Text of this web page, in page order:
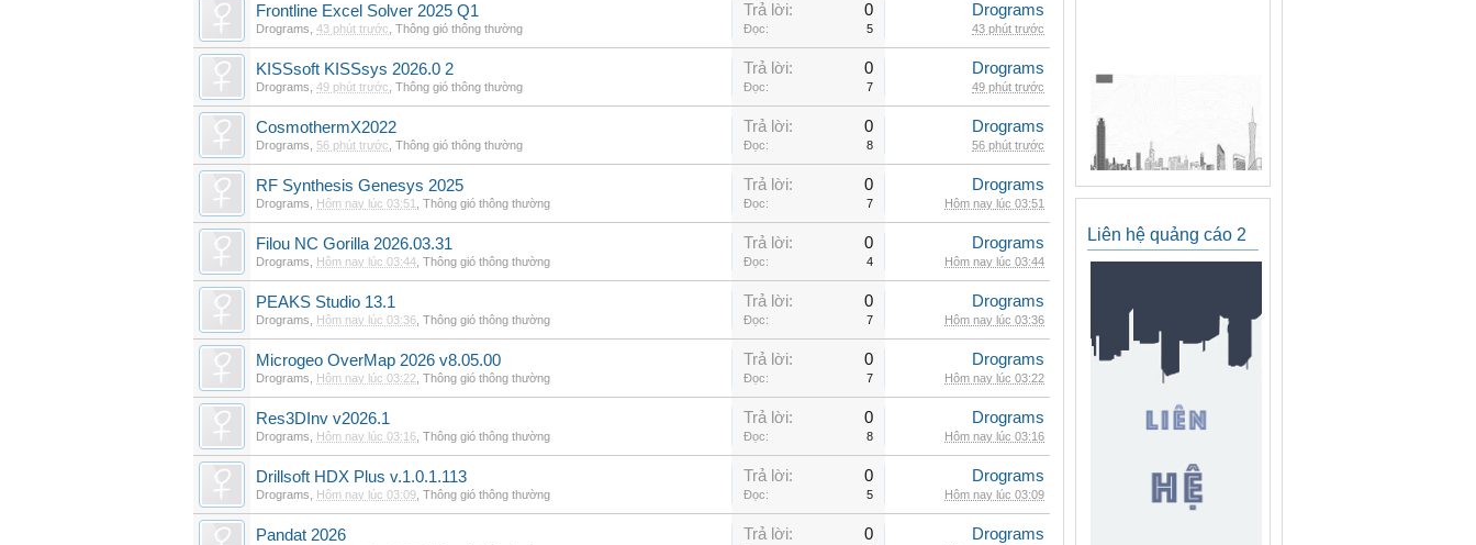
Frontline Excel Solver 2025 Q1
Drograms 43 phút trước Thông gió thông thường
Trả lời: 0
Đọc: 5
Drograms
43 phút trước
KISSsoft KISSsys 2026.0 2
Drograms 49 phút trước Thông gió thông thường
Trả lời: 0
Đọc: 7
Drograms
49 phút trước
CosmothermX2022
Drograms 56 phút trước Thông gió thông thường
Trả lời: 0
Đọc: 8
Drograms
56 phút trước
RF Synthesis Genesys 2025
Drograms Hôm nay lúc 03:51 Thông gió thông thường
Trả lời: 0
Đọc: 7
Drograms
Hôm nay lúc 03:51
Filou NC Gorilla 2026.03.31
Drograms Hôm nay lúc 03:44 Thông gió thông thường
Trả lời: 0
Đọc: 4
Drograms
Hôm nay lúc 03:44
PEAKS Studio 13.1
Drograms Hôm nay lúc 03:36 Thông gió thông thường
Trả lời: 0
Đọc: 7
Drograms
Hôm nay lúc 03:36
Microgeo OverMap 2026 v8.05.00
Drograms Hôm nay lúc 03:22 Thông gió thông thường
Trả lời: 0
Đọc: 7
Drograms
Hôm nay lúc 03:22
Res3DInv v2026.1
Drograms Hôm nay lúc 03:16 Thông gió thông thường
Trả lời: 0
Đọc: 8
Drograms
Hôm nay lúc 03:16
Drillsoft HDX Plus v.1.0.1.113
Drograms Hôm nay lúc 03:09 Thông gió thông thường
Trả lời: 0
Đọc: 5
Drograms
Hôm nay lúc 03:09
Pandat 2026 Trả lời: 0 Drograms
Liên hệ quảng cáo 2